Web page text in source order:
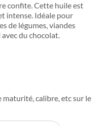
confite. Cette huile est
intense. Idéale pour
de légumes, viandes
du chocolat.
maturité, calibre, etc sur le